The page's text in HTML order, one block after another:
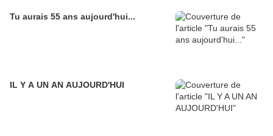
Tu aurais 55 ans aujourd'hui...
IL Y A UN AN AUJOURD'HUI